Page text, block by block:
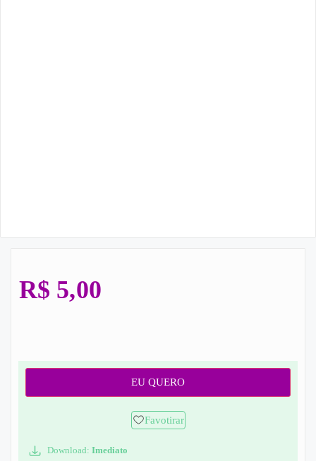
R$ 5,00
EU QUERO
Favotirar
Download: Imediato